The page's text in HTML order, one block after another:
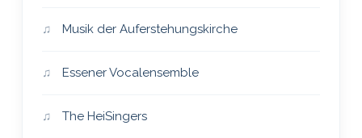
Musik der Auferstehungskirche
Essener Vocalensemble
The HeiSingers